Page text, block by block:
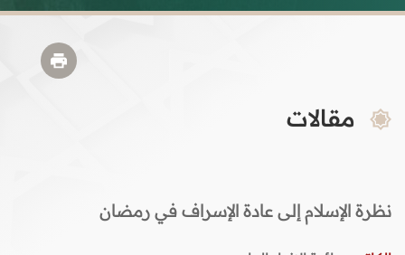
مقالات
نظرة الإسلام إلى عادة الإسراف في رمضان